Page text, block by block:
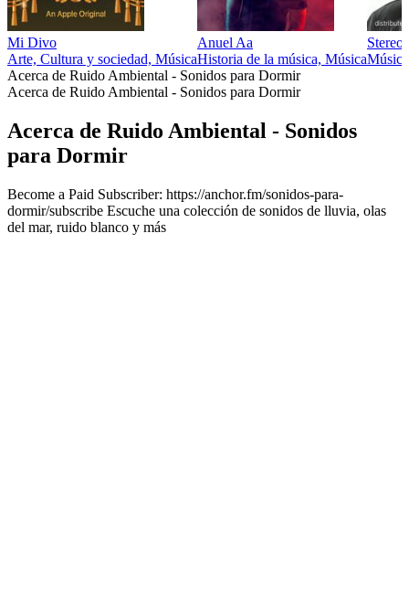
Mi Divo
Arte, Cultura y sociedad, Música
Anuel Aa
Historia de la música, Música
Stereo
Música
Acerca de Ruido Ambiental - Sonidos para Dormir
Acerca de Ruido Ambiental - Sonidos para Dormir
Acerca de Ruido Ambiental - Sonidos
para Dormir
Become a Paid Subscriber: https://anchor.fm/sonidos-para-
dormir/subscribe Escuche una colección de sonidos de lluvia, olas
del mar, ruido blanco y más